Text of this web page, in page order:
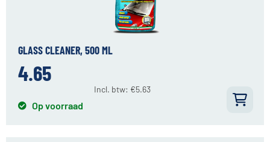
GLASS CLEANER, 500 ML
4.65
Incl. btw: €5.63
Op voorraad